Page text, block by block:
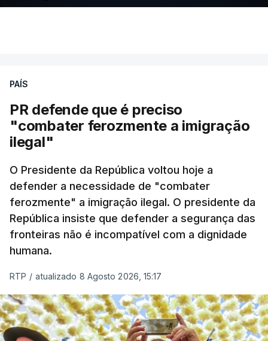
PAÍS
PR defende que é preciso
"combater ferozmente a imigração
ilegal"
O Presidente da República voltou hoje a
defender a necessidade de "combater
ferozmente" a imigração ilegal. O presidente da
República insiste que defender a segurança das
fronteiras não é incompatível com a dignidade
humana.
RTP / atualizado 8 Agosto 2026, 15:17